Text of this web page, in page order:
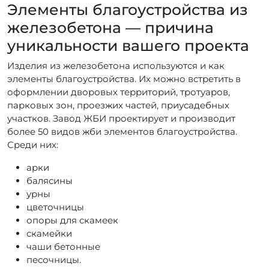
Элементы благоустройства из
железобетона — причина
уникальности вашего проекта
Изделия из железобетона используются и как
элементы благоустройства. Их можно встретить в
оформлении дворовых территорий, тротуаров,
парковых зон, проезжих частей, приусадебных
участков. Завод ЖБИ проектирует и производит
более 50 видов жби элементов благоустройства.
Среди них:
арки
балясины
урны
цветочницы
опоры для скамеек
скамейки
чаши бетонные
песочницы.